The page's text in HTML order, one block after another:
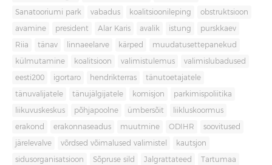
Sanatooriumi park vabadus koalitsioonileping obstruktsioon
avamine president Alar Karis avalik istung purskkaev
Riia tänav linnaeelarve kärped muudatusettepanekud
külmutamine koalitsioon valimistulemus valimislubadused
eesti200 igortaro hendrikterras tänutoetajatele
tänuvalijatele tänujälgijatele komisjon parkimispoliitika
liikuvuskeskus põhjapoolne ümbersõit liikluskoormus
erakond erakonnaseadus muutmine ODIHR soovitused
järelevalve võrdsed võimalused valimistel kautsjon
sidusorganisatsioon Sõpruse sild Jalgrattateed Tartumaa